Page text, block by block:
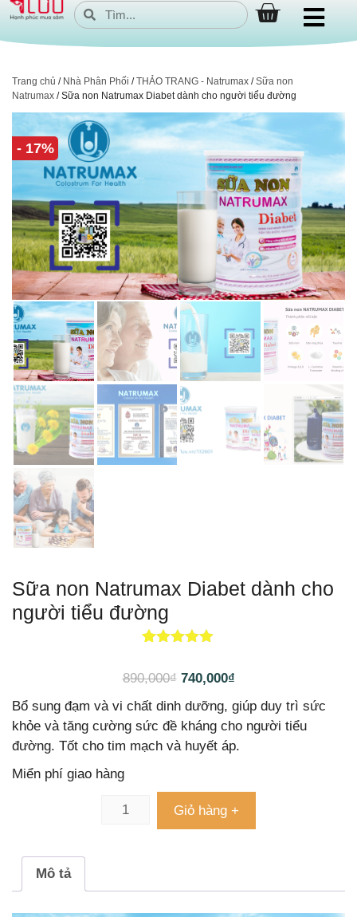
Trang chủ / Nhà Phân Phối /THẢO TRANG - Natrumax /Sữa non
Natrumax / Sữa non Natrumax Diabet dành cho người tiểu đường
- 17%
Sữa non Natrumax Diabet dành cho
người tiểu đường
đánh giá
890,000₫ 740,000₫
Bổ sung đạm và vi chất dinh dưỡng, giúp duy trì sức
khỏe và tăng cường sức đề kháng cho người tiểu
đường. Tốt cho tim mạch và huyết áp.
Miển phí giao hàng
Giỏ hàng +
Mô tả